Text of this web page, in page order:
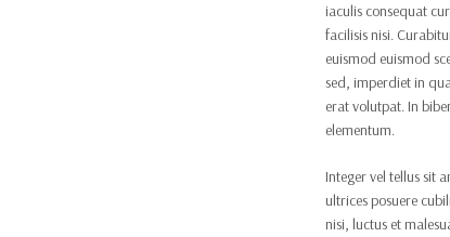
iaculis consequat
facilisis nisi.
euismod euismod
sed, imperdiet in
erat volutpat. In
elementum.
Integer vel tellus sit
ultrices posuere
nisi, luctus et